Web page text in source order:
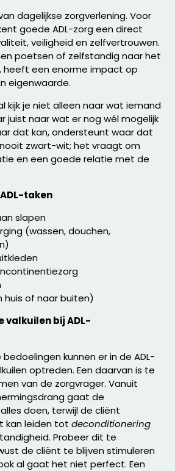
dagelijkse zorgverlening. Voor
goede ADL-zorg een direct
veiligheid en zelfvertrouwen.
poetsen of zelfstandig naar het
heeft een enorme impact op
eigenwaarde.
kijk je niet alleen naar wat iemand
juist naar wat er nog wél mogelijk
dat kan, ondersteunt waar dat
nooit zwart-wit; het vraagt om
en een goede relatie met de
taken
slapen
(wassen, douchen,
huis of naar buiten)
valkuilen bij ADL-
kunnen er in de ADL-
optreden. Een daarvan is te
van de zorgvrager. Vanuit
gaat de
doen, terwijl de cliënt
kan leiden tot deconditionering
Probeer dit te
de cliënt te blijven stimuleren
al gaat het niet perfect. Een